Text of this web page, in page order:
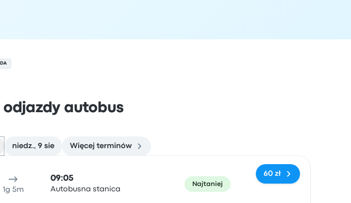
odjazdy autobus
niedz., 9 sie Więcej terminów
1g 5m
09:05
Autobusna stanica
Najtaniej
60 zł